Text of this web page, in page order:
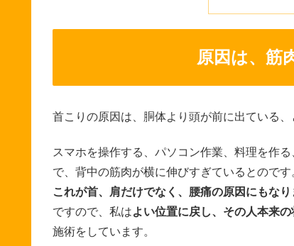
原因は、筋
首こりの原因は、胴体より頭が前に出ている
スマホを操作する、パソコン作業、料理を作
で、背中の筋肉が横に伸びすぎているとのです
これが首、肩だけでなく、腰痛の原因にもなり
ですので、私はよい位置に戻し、その人本来
施術をしています。